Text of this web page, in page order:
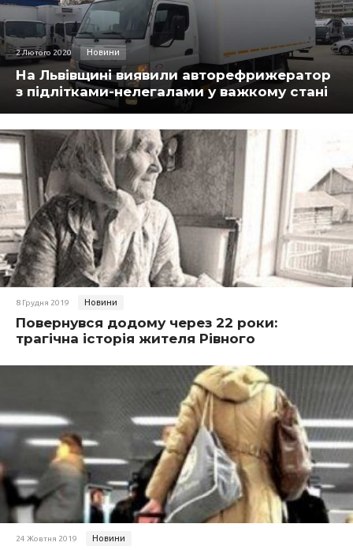
2 Лютого 2020 Новини
На Львівщині виявили авторефрижератор
з підлітками-нелегалами у важкому стані
8 Грудня 2019 Новини
Повернувся додому через 22 роки:
трагічна історія жителя Рівного
24 Жовтня 2019 Новини